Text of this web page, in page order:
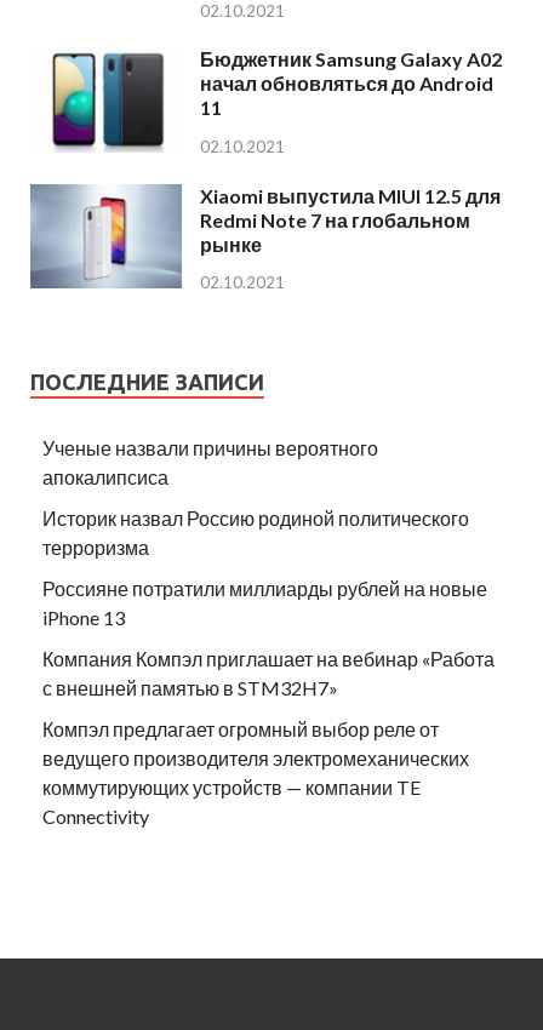
02.10.2021
Бюджетник Samsung Galaxy A02
начал обновляться до Android
11
02.10.2021
Xiaomi выпустила MIUI 12.5 для
Redmi Note 7 на глобальном
рынке
02.10.2021
ПОСЛЕДНИЕ ЗАПИСИ
Ученые назвали причины вероятного
апокалипсиса
Историк назвал Россию родиной политического
терроризма
Россияне потратили миллиарды рублей на новые
iPhone 13
Компания Компэл приглашает на вебинар «Работа
с внешней памятью в STM32H7»
Компэл предлагает огромный выбор реле от
ведущего производителя электромеханических
коммутирующих устройств — компании TE
Connectivity